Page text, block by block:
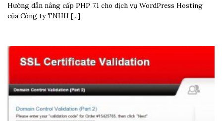
Hướng dẫn nâng cấp PHP 7.1 cho dịch vụ WordPress Hosting
của Công ty TNHH [...]